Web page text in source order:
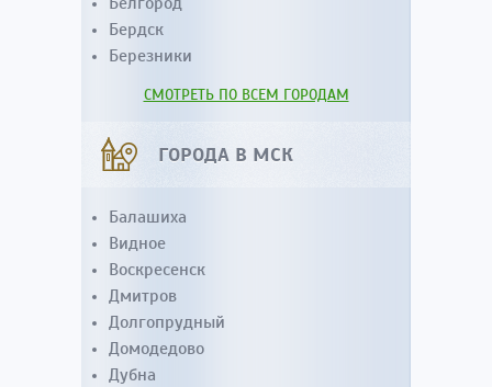
Бердск
Березники
СМОТРЕТЬ ПО ВСЕМ ГОРОДАМ
ГОРОДА В МСК
Балашиха
Видное
Воскресенск
Дмитров
Долгопрудный
Домодедово
Дубна